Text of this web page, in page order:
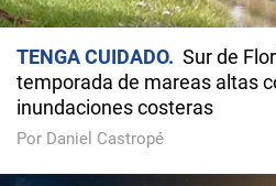
TENGA CUIDADO
Sur de
temporada de mareas altas
inundaciones costeras
Por Daniel Castropé